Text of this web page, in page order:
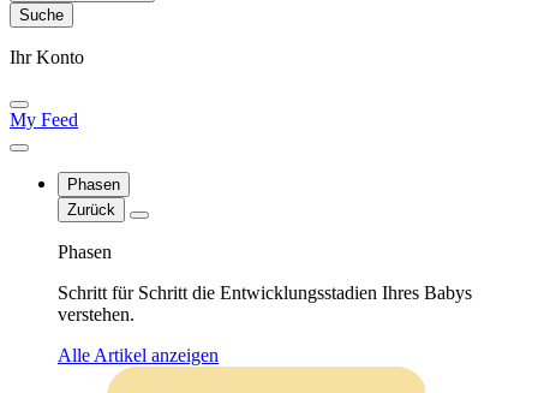
Ihr Konto​
My Feed
Phasen
Zurück
Phasen
Schritt für Schritt die Entwicklungsstadien Ihres Babys
verstehen.
Alle Artikel anzeigen